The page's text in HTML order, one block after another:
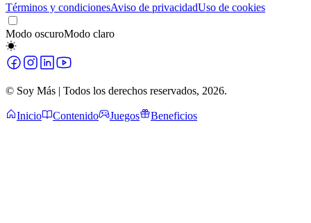
Términos y condicionesAviso de privacidadUso de cookies
Modo oscuroModo claro
© Soy Más | Todos los derechos reservados, 2026.
Inicio Contenido Juegos Beneficios